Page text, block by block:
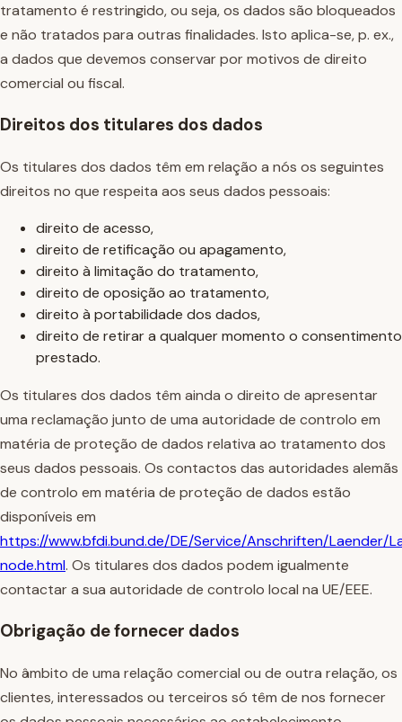
tratamento é restringido, ou seja, os dados são bloqueados
e não tratados para outras finalidades. Isto aplica-se, p. ex.,
a dados que devemos conservar por motivos de direito
comercial ou fiscal.
Direitos dos titulares dos dados
Os titulares dos dados têm em relação a nós os seguintes
direitos no que respeita aos seus dados pessoais:
direito de acesso,
direito de retificação ou apagamento,
direito à limitação do tratamento,
direito de oposição ao tratamento,
direito à portabilidade dos dados,
direito de retirar a qualquer momento o consentimento
prestado.
Os titulares dos dados têm ainda o direito de apresentar
uma reclamação junto de uma autoridade de controlo em
matéria de proteção de dados relativa ao tratamento dos
seus dados pessoais. Os contactos das autoridades alemãs
de controlo em matéria de proteção de dados estão
disponíveis em
https://www.bfdi.bund.de/DE/Service/Anschriften/Laender/
node.html. Os titulares dos dados podem igualmente
contactar a sua autoridade de controlo local na UE/EEE.
Obrigação de fornecer dados
No âmbito de uma relação comercial ou de outra relação, os
clientes, interessados ou terceiros só têm de nos fornecer